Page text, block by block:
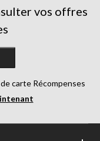
vos offres
carte Récompenses